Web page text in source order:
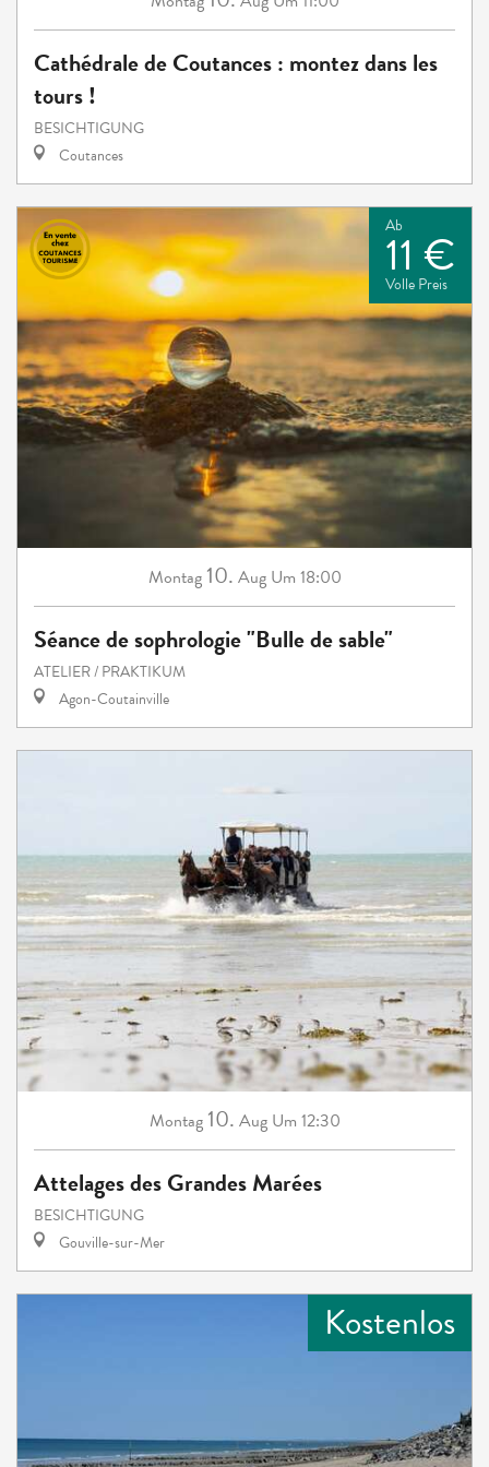
Cathédrale de Coutances : montez dans les
tours !
BESICHTIGUNG
Coutances
Ab
11 €
Volle Preis
Montag 10. Aug Um 18:00
Séance de sophrologie "Bulle de sable"
ATELIER / PRAKTIKUM
Agon-Coutainville
Montag 10. Aug Um 12:30
Attelages des Grandes Marées
BESICHTIGUNG
Gouville-sur-Mer
Kostenlos